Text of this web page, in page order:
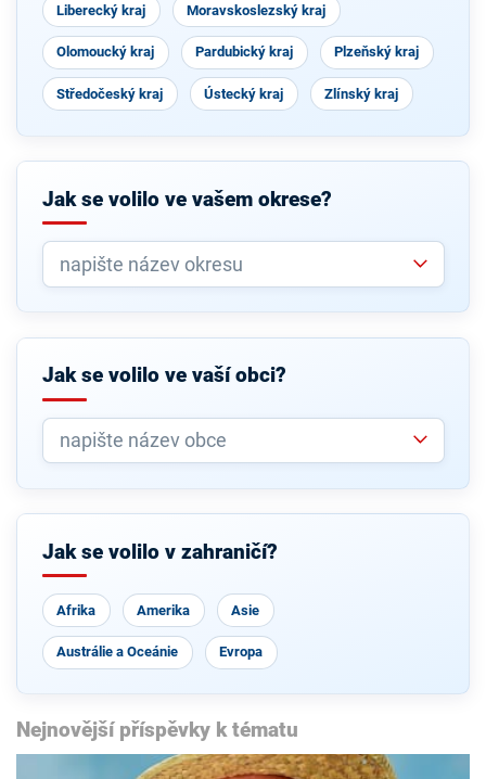
Liberecký kraj Moravskoslezský kraj
Olomoucký kraj Pardubický kraj Plzeňský kraj
Středočeský kraj Ústecký kraj Zlínský kraj
Jak se volilo ve vašem okrese?
Jak se volilo ve vaší obci?
Jak se volilo v zahraničí?
Afrika Amerika Asie
Austrálie a Oceánie Evropa
Nejnovější příspěvky k tématu